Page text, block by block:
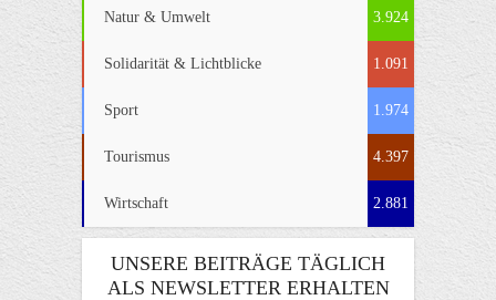
Natur & Umwelt 3.924
Solidarität & Lichtblicke 1.091
Sport 1.974
Tourismus 4.397
Wirtschaft 2.881
UNSERE BEITRÄGE TÄGLICH
ALS NEWSLETTER ERHALTEN